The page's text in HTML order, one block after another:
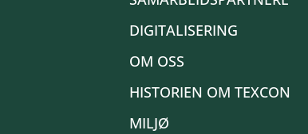
DIGITALISERING
OM OSS
HISTORIEN OM TEXCON
MILJØ